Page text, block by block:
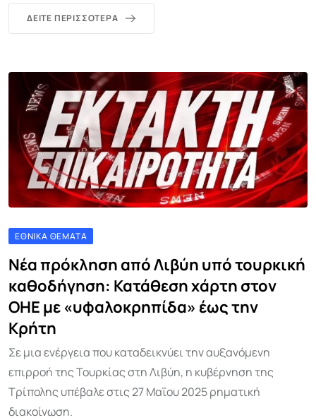
ΔΕΊΤΕ ΠΕΡΙΣΣΌΤΕΡΑ
ΕΘΝΙΚΆ ΘΈΜΑΤΑ
Νέα πρόκληση από Λιβύη υπό τουρκική
καθοδήγηση: Κατάθεση χάρτη στον
ΟΗΕ με «υφαλοκρηπίδα» έως την
Κρήτη
Σε μια ενέργεια που καταδεικνύει την αυξανόμενη
επιρροή της Τουρκίας στη Λιβύη, η κυβέρνηση της
Τρίπολης υπέβαλε στις 27 Μαΐου 2025 ρηματική
διακοίνωση.